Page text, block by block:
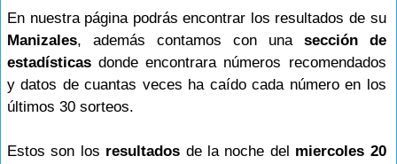
En nuestra página podrás encontrar los resultados de su
Manizales, además contamos con una sección de
estadísticas donde encontrara números recomendados
y datos de cuantas veces ha caído cada número en los
últimos 30 sorteos.
Estos son los resultados de la noche del miercoles 20